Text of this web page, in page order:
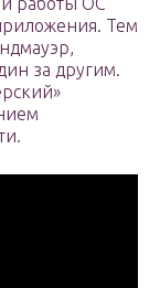
Тем
за другим.